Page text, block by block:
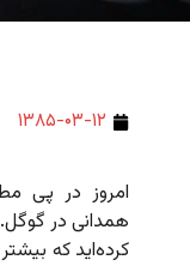
۱۳۸۵-۰۳-۱۲
امروز در پی
همدانی در
کرده‌اید که